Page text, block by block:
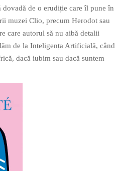
de o erudiție care îl pune în
muzei Clio, precum Herodot sau
care autorul să nu aibă detalii
de la Inteligența Artificială, când
dacă iubim sau dacă suntem